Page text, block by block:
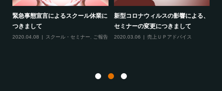
の影響による、
きまして
アドバイス
最新のお知らせ２つ（2020年2月）
売上ＵＰアドバイス,スクー
ル・セミナー,ご報告,サロンコンサルティ
線維筋痛症という病気に
2020.02.10 ご報告